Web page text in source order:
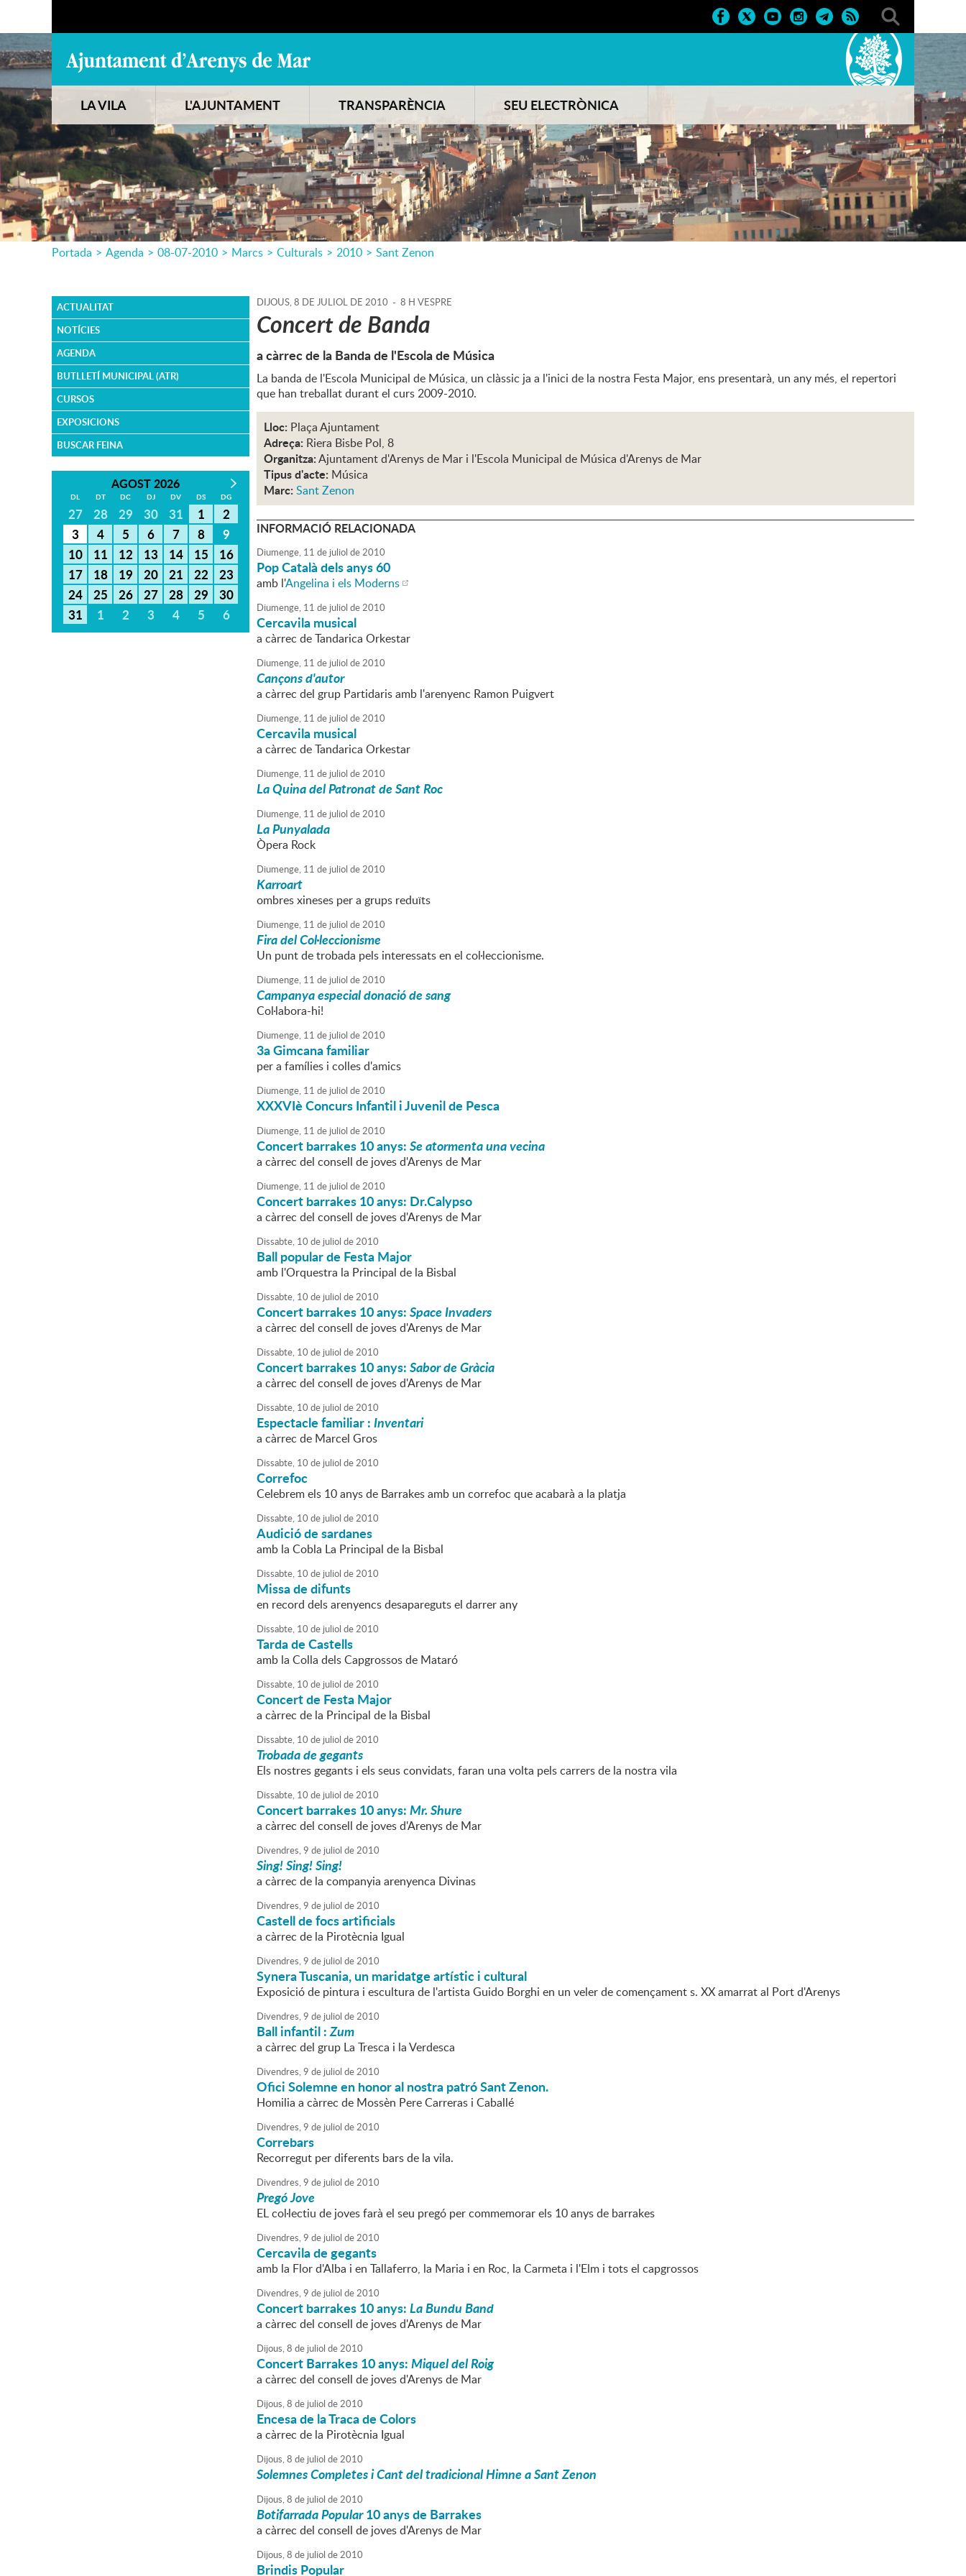
LA VILA L'AJUNTAMENT TRANSPARÈNCIA SEU ELECTRÒNICA
Portada > Agenda > 08-07-2010 > Marcs > Culturals > 2010 > Sant Zenon
ACTUALITAT
NOTÍCIES
AGENDA
BUTLLETÍ MUNICIPAL (ATR)
CURSOS
EXPOSICIONS
BUSCAR FEINA
AGOST 2026
DL DT DC DJ DV DS DG
27 28 29 30 31 1
2
3
4 5 6 7 8
9
10
11 12 13 14 15
16
17
18 19 20 21 22
23
24
25 26 27 28 29
30
31
1 2 3 4 5 6
DIJOUS,8 DE JULIOL DE 2010 - 8 H VESPRE
Concert de Banda
a càrrec de la Banda de l'Escola de Música
La banda de l'Escola Municipal de Música, un clàssic ja a l'inici de la nostra Festa Major, ens presentarà, un any més, el repertori
que han treballat durant el curs 2009-2010.
Lloc: Plaça Ajuntament
Adreça: Riera Bisbe Pol, 8
Organitza:Ajuntament d'Arenys de Mar i l'Escola Municipal de Música d'Arenys de Mar
Tipus d'acte: Música
Marc: Sant Zenon
INFORMACIÓ RELACIONADA
Diumenge, 11 de juliol de2010
Pop Català dels anys 60
amb l'Angelina i els Moderns
Diumenge, 11 de juliol de2010
Cercavila musical
a càrrec de Tandarica Orkestar
Diumenge, 11 de juliol de2010
Cançons d'autor
a càrrec del grup Partidaris amb l'arenyenc Ramon Puigvert
Diumenge, 11 de juliol de2010
Cercavila musical
a càrrec de Tandarica Orkestar
Diumenge, 11 de juliol de2010
La Quina del Patronat de Sant Roc
Diumenge, 11 de juliol de2010
La Punyalada
Òpera Rock
Diumenge, 11 de juliol de2010
Karroart
ombres xineses per a grups reduïts
Diumenge, 11 de juliol de2010
Fira del Col·leccionisme
Un punt de trobada pels interessats en el col·leccionisme.
Diumenge, 11 de juliol de2010
Campanya especial donació de sang
Col·labora-hi!
Diumenge, 11 de juliol de2010
3a Gimcana familiar
per a famílies i colles d'amics
Diumenge, 11 de juliol de2010
XXXVIè Concurs Infantil i Juvenil de Pesca
Diumenge, 11 de juliol de2010
Concert barrakes 10 anys:Se atormenta una vecina
a càrrec del consell de joves d'Arenys de Mar
Diumenge, 11 de juliol de2010
Concert barrakes 10 anys: Dr.Calypso
a càrrec del consell de joves d'Arenys de Mar
Dissabte, 10 de juliol de2010
Ball popular de Festa Major
amb l'Orquestra la Principal de la Bisbal
Dissabte, 10 de juliol de2010
Concert barrakes 10 anys:Space Invaders
a càrrec del consell de joves d'Arenys de Mar
Dissabte, 10 de juliol de2010
Concert barrakes 10 anys:Sabor de Gràcia
a càrrec del consell de joves d'Arenys de Mar
Dissabte, 10 de juliol de2010
Espectacle familiar :Inventari
a càrrec de Marcel Gros
Dissabte, 10 de juliol de2010
Correfoc
Celebrem els 10 anys de Barrakes amb un correfoc que acabarà a la platja
Dissabte, 10 de juliol de2010
Audició de sardanes
amb la Cobla La Principal de la Bisbal
Dissabte, 10 de juliol de2010
Missa de difunts
en record dels arenyencs desapareguts el darrer any
Dissabte, 10 de juliol de2010
Tarda de Castells
amb la Colla dels Capgrossos de Mataró
Dissabte, 10 de juliol de2010
Concert de Festa Major
a càrrec de la Principal de la Bisbal
Dissabte, 10 de juliol de2010
Trobada de gegants
Els nostres gegants i els seus convidats, faran una volta pels carrers de la nostra vila
Dissabte, 10 de juliol de2010
Concert barrakes 10 anys:Mr. Shure
a càrrec del consell de joves d'Arenys de Mar
Divendres,9 de juliol de2010
Sing! Sing! Sing!
a càrrec de la companyia arenyenca Divinas
Divendres,9 de juliol de2010
Castell de focs artificials
a càrrec de la Pirotècnia Igual
Divendres,9 de juliol de2010
Synera Tuscania, un maridatge artístic i cultural
Exposició de pintura i escultura de l'artista Guido Borghi en un veler de començament s. XX amarrat al Port d'Arenys
Divendres,9 de juliol de2010
Ball infantil :Zum
a càrrec del grup La Tresca i la Verdesca
Divendres,9 de juliol de2010
Ofici Solemne en honor al nostra patró Sant Zenon.
Homilia a càrrec de Mossèn Pere Carreras i Caballé
Divendres,9 de juliol de2010
Correbars
Recorregut per diferents bars de la vila.
Divendres,9 de juliol de2010
Pregó Jove
EL col·lectiu de joves farà el seu pregó per commemorar els 10 anys de barrakes
Divendres,9 de juliol de2010
Cercavila de gegants
amb la Flor d'Alba i en Tallaferro, la Maria i en Roc, la Carmeta i l'Elm i tots el capgrossos
Divendres,9 de juliol de2010
Concert barrakes 10 anys:La Bundu Band
a càrrec del consell de joves d'Arenys de Mar
Dijous,8 de juliol de2010
Concert Barrakes 10 anys:Miquel del Roig
a càrrec del consell de joves d'Arenys de Mar
Dijous,8 de juliol de2010
Encesa de la Traca de Colors
a càrrec de la Pirotècnia Igual
Dijous,8 de juliol de2010
Solemnes Completes i Cant del tradicional Himne a Sant Zenon
Dijous,8 de juliol de2010
Botifarrada Popular10 anys de Barrakes
a càrrec del consell de joves d'Arenys de Mar
Dijous,8 de juliol de2010
Brindis Popular